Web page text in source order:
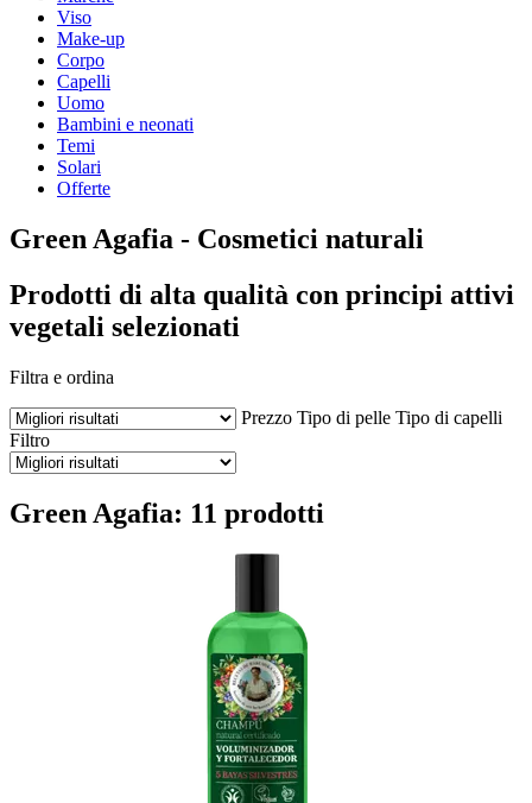
Viso
Make-up
Corpo
Capelli
Uomo
Bambini e neonati
Temi
Solari
Offerte
Green Agafia - Cosmetici naturali
Prodotti di alta qualità con principi attivi
vegetali selezionati
Filtra e ordina
Prezzo Tipo di pelle Tipo di capelli
Filtro
Green Agafia: 11 prodotti